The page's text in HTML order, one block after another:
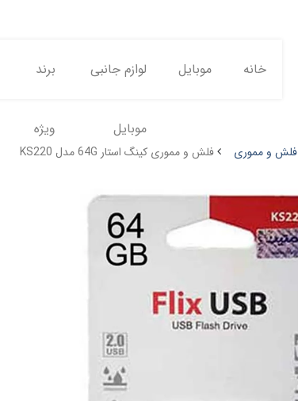
خانه موبایل لوازم جانبی
موبایل
برند
ویژه
فلش و مموری فلش و مموری کینگ‌ استار 64G مدل KS220